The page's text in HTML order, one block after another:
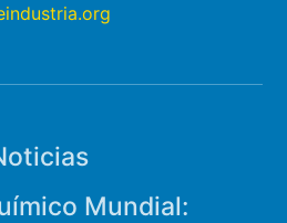
Mundial: